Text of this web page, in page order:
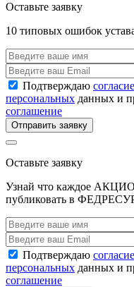
Оставьте заявку
10 типовых ошибок
Подтверждаю
персональных данных и
соглашение
Отправить заявку
Оставьте заявку
Узнай что каждое
публиковать в
Подтверждаю
персональных данных и
соглашение